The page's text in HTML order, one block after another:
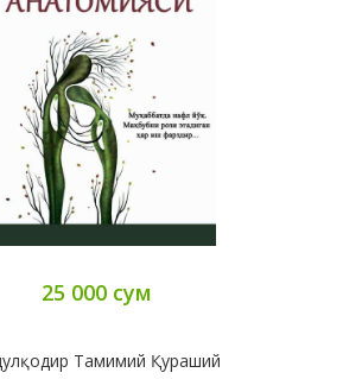
25 000 сум
Тамимий Қураший